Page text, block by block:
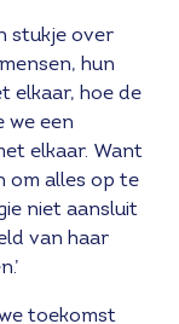
stukje over
hun
elkaar, hoe de
we een
elkaar. Want
om alles op te
niet aansluit
van haar
toekomst